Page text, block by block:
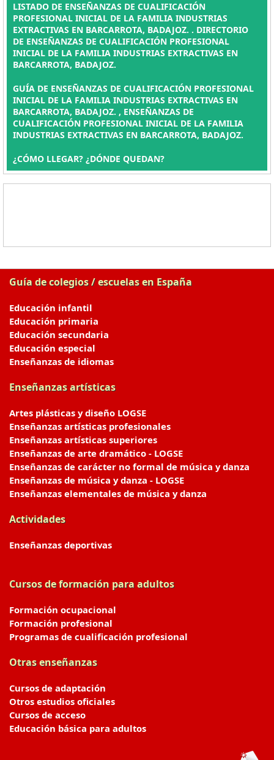
LISTADO DE ENSEÑANZAS DE CUALIFICACIÓN
PROFESIONAL INICIAL DE LA FAMILIA INDUSTRIAS
EXTRACTIVAS EN BARCARROTA, BADAJOZ. . DIRECTORIO
DE ENSEÑANZAS DE CUALIFICACIÓN PROFESIONAL
INICIAL DE LA FAMILIA INDUSTRIAS EXTRACTIVAS EN
BARCARROTA, BADAJOZ.
GUÍA DE ENSEÑANZAS DE CUALIFICACIÓN PROFESIONAL
INICIAL DE LA FAMILIA INDUSTRIAS EXTRACTIVAS EN
BARCARROTA, BADAJOZ. , ENSEÑANZAS DE
CUALIFICACIÓN PROFESIONAL INICIAL DE LA FAMILIA
INDUSTRIAS EXTRACTIVAS EN BARCARROTA, BADAJOZ.
¿CÓMO LLEGAR? ¿DÓNDE QUEDAN?
Guía de colegios / escuelas en España
Educación infantil
Educación primaria
Educación secundaria
Educación especial
Enseñanzas de idiomas
Enseñanzas artísticas
Artes plásticas y diseño LOGSE
Enseñanzas artísticas profesionales
Enseñanzas artísticas superiores
Enseñanzas de arte dramático - LOGSE
Enseñanzas de carácter no formal de música y danza
Enseñanzas de música y danza - LOGSE
Enseñanzas elementales de música y danza
Actividades
Enseñanzas deportivas
Cursos de formación para adultos
Formación ocupacional
Formación profesional
Programas de cualificación profesional
Otras enseñanzas
Cursos de adaptación
Otros estudios oficiales
Cursos de acceso
Educación básica para adultos